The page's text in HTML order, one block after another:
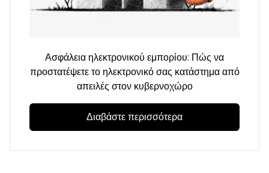
Ασφάλεια ηλεκτρονικού εμπορίου: Πώς να
προστατέψετε το ηλεκτρονικό σας κατάστημα από
απειλές στον κυβερνοχώρο
Διαβάστε περισσότερα